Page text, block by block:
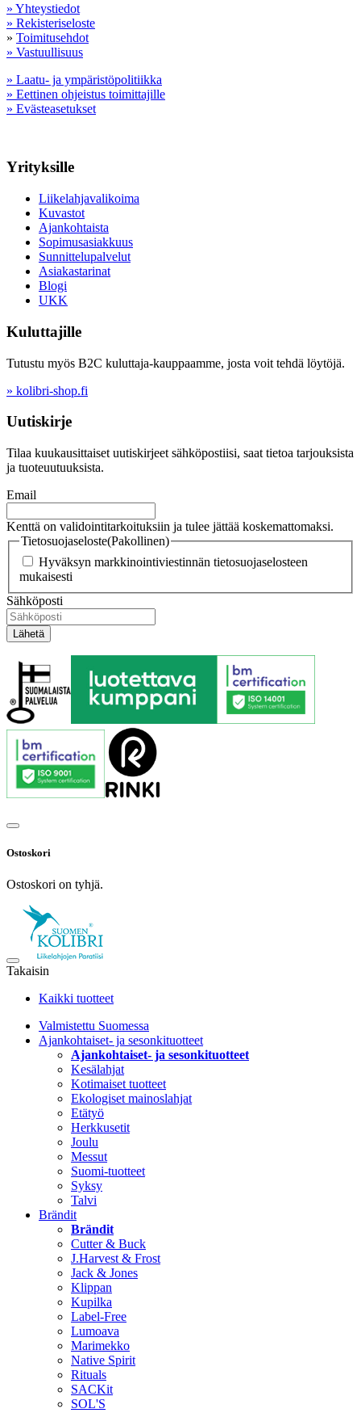
» Yhteystiedot
» Rekisteriseloste
» Toimitusehdot
» Vastuullisuus
» Laatu- ja ympäristöpolitiikka
» Eettinen ohjeistus toimittajille
» Evästeasetukset
Yrityksille
Liikelahjavalikoima
Kuvastot
Ajankohtaista
Sopimusasiakkuus
Sunnittelupalvelut
Asiakastarinat
Blogi
UKK
Kuluttajille
Tutustu myös B2C kuluttaja-kauppaamme, josta voit tehdä löytöjä.
» kolibri-shop.fi
Uutiskirje
Tilaa kuukausittaiset uutiskirjeet sähköpostiisi, saat tietoa tarjouksista
ja tuoteuutuuksista.
Email
Kenttä on validointitarkoituksiin ja tulee jättää koskemattomaksi.
Tietosuojaseloste(Pakollinen)
Hyväksyn markkinointiviestinnän tietosuojaselosteen
mukaisesti
Sähköposti
Ostoskori
Ostoskori on tyhjä.
Takaisin
Kaikki tuotteet
Valmistettu Suomessa
Ajankohtaiset- ja sesonkituotteet
Ajankohtaiset- ja sesonkituotteet
Kesälahjat
Kotimaiset tuotteet
Ekologiset mainoslahjat
Etätyö
Herkkusetit
Joulu
Messut
Suomi-tuotteet
Syksy
Talvi
Brändit
Brändit
Cutter & Buck
J.Harvest & Frost
Jack & Jones
Klippan
Kupilka
Label-Free
Lumoava
Marimekko
Native Spirit
Rituals
SACKit
SOL'S